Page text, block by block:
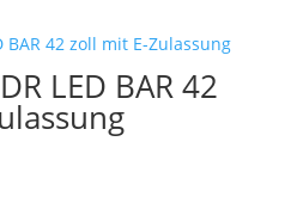
LED BAR 42